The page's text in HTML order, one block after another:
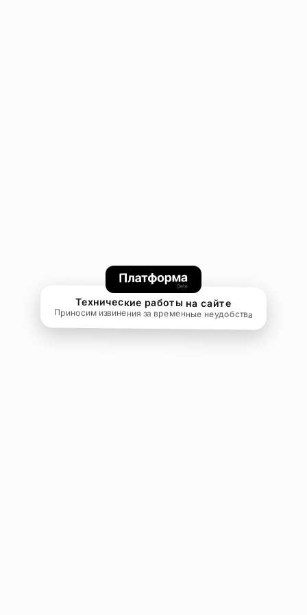
Технические работы на сайте
Приносим извинения за временные неудобства